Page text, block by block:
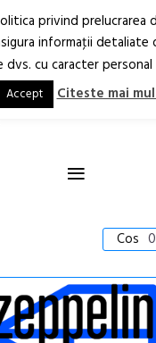
≡
Cos 0
privind prelucrarea
informaţii detaliate
cu caracter
Accept Citeste mai